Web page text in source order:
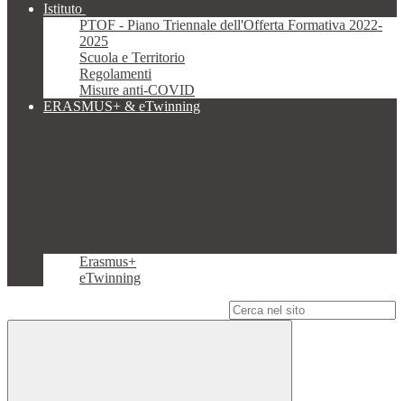
Istituto
PTOF - Piano Triennale dell'Offerta Formativa 2022-
2025
Scuola e Territorio
Regolamenti
Misure anti-COVID
ERASMUS+ & eTwinning
Erasmus+
eTwinning